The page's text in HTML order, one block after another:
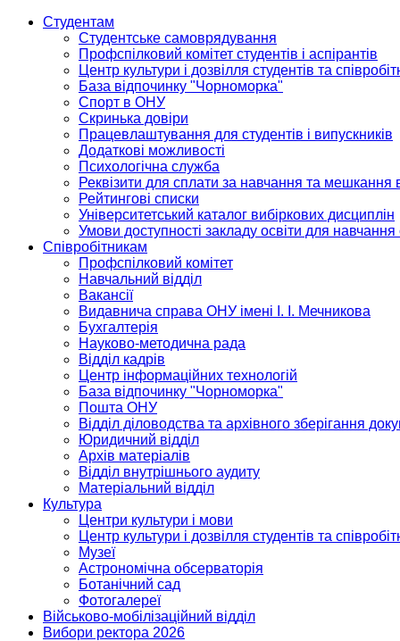
Студентам
Студентське самоврядування
Профспілковий комітет студентів і аспірантів
Центр культури і дозвілля студентів та
База відпочинку "Чорноморка"
Спорт в ОНУ
Скринька довіри
Працевлаштування для студентів і випускників
Додаткові можливості
Психологічна служба
Реквізити для сплати за навчання та мешкання
Рейтингові списки
Університетський каталог вибіркових дисциплін
Умови доступності закладу освіти для
Співробітникам
Профспілковий комітет
Навчальний відділ
Вакансії
Видавнича справа ОНУ імені І. І. Мечникова
Бухгалтерія
Науково-методична рада
Відділ кадрів
Центр інформаційних технологій
База відпочинку "Чорноморка"
Пошта ОНУ
Відділ діловодства та архівного зберігання
Юридичний відділ
Архів матеріалів
Відділ внутрішнього аудиту
Матеріальний відділ
Культура
Центри культури і мови
Центр культури і дозвілля студентів та
Музеї
Астрономічна обсерваторія
Ботанічний сад
Фотогалереї
Військово-мобілізаційний відділ
Вибори ректора 2026